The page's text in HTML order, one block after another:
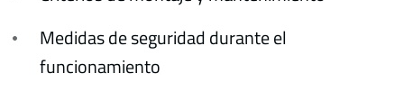
Medidas de seguridad durante el
funcionamiento